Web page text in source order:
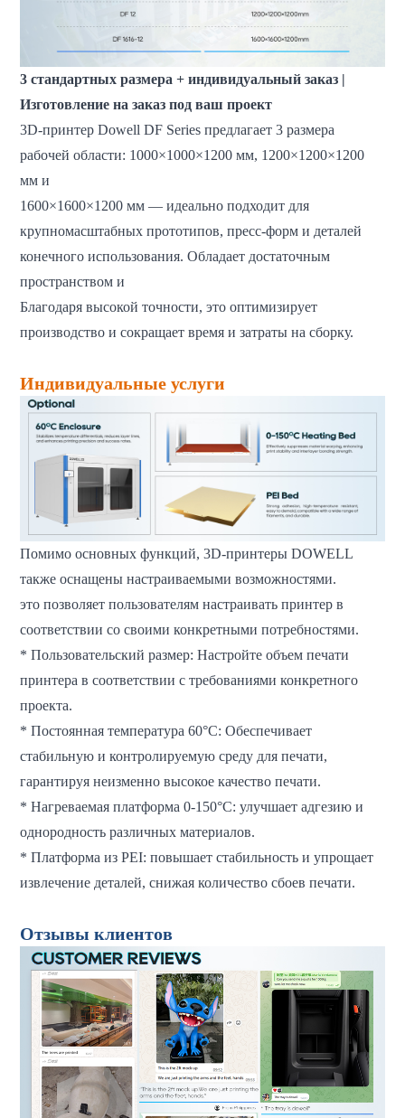
3 стандартных размера + индивидуальный заказ |
Изготовление на заказ под ваш проект
3D-принтер Dowell DF Series предлагает 3 размера
рабочей области: 1000×1000×1200 мм, 1200×1200×1200
мм и
1600×1600×1200 мм — идеально подходит для
крупномасштабных прототипов, пресс-форм и деталей
конечного использования. Обладает достаточным
пространством и
Благодаря высокой точности, это оптимизирует
производство и сокращает время и затраты на сборку.
Индивидуальные услуги
Помимо основных функций, 3D-принтеры DOWELL
также оснащены настраиваемыми возможностями.
это позволяет пользователям настраивать принтер в
соответствии со своими конкретными потребностями.
* Пользовательский размер: Настройте объем печати
принтера в соответствии с требованиями конкретного
проекта.
* Постоянная температура 60°C: Обеспечивает
стабильную и контролируемую среду для печати,
гарантируя неизменно высокое качество печати.
* Нагреваемая платформа 0-150°C: улучшает адгезию и
однородность различных материалов.
* Платформа из PEI: повышает стабильность и упрощает
извлечение деталей, снижая количество сбоев печати.
Отзывы клиентов